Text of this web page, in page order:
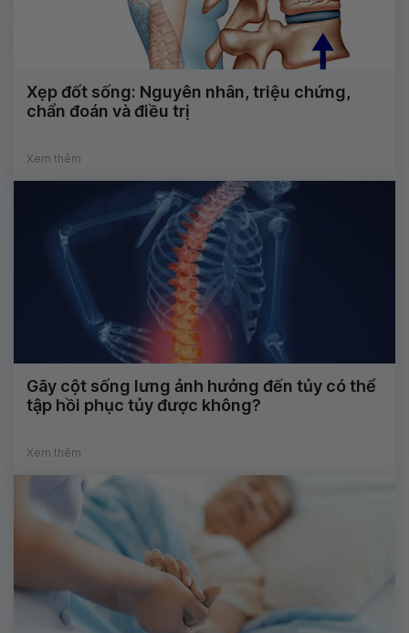
Xẹp đốt sống: Nguyên nhân, triệu chứng,
chẩn đoán và điều trị
Xem thêm
Gãy cột sống lưng ảnh hưởng đến tủy có thể
tập hồi phục tủy được không?
Xem thêm